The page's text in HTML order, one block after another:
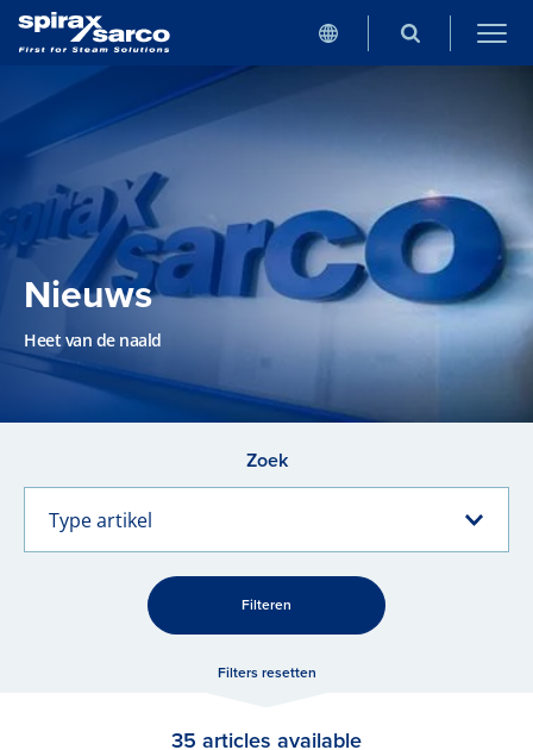
Nieuws
Heet van de naald
Zoek
Type artikel
Filteren
Filters resetten
35 articles available